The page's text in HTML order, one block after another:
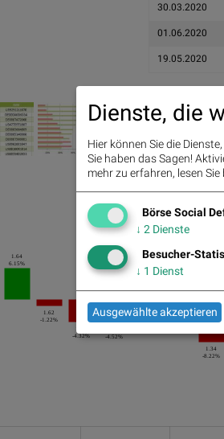
30.03.2020
01.06.2020
19.05.2020
1.64
6.15%
1.62
-1.22%
-4.32%
-4.52%
1.34
-8.22%
Dienste, die
Hier können Sie die
Sie haben das Sagen!
mehr zu erfahren, lesen
Börse Social
↓ 2 Dienste
Besucher-
↓ 1 Dienst
Ausgewählte akzeptieren